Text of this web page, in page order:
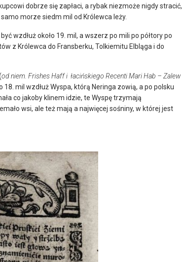
dobrze się zapłaci, a rybak niezmoże nigdy stracić,
morze siedm mil od Królewca leży.
wzdłuż około 19. mil, a wszerz po mili po półtory po
z Królewca do Fransberku, Tolkiemitu Elbląga i do
od niem. Frishes Haff i łacińskiego Recenti Mari Hab – Zalew
mil wzdłuż Wyspa, którą Neringa zowią, a po polsku
co jakoby klinem idzie, te Wyspę trzymają
wsi, ale też mają a najwięcej sośniny, w której jest